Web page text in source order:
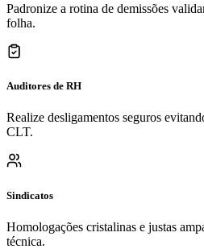
Padronize a rotina de demissões
folha.
Auditores de RH
Realize desligamentos seguros
CLT.
Sindicatos
Homologações cristalinas e justas
técnica.